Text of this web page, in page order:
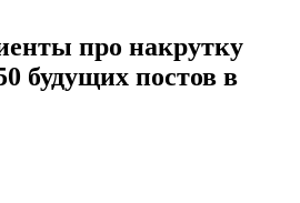
про накрутку
будущих постов в